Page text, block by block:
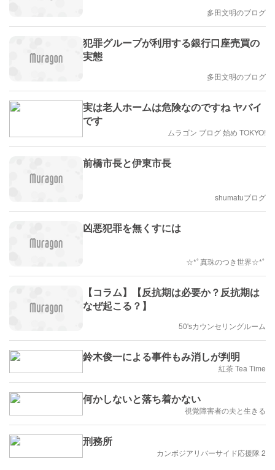
多田文明のブログ
犯罪グループが利用する銀行口座売買の
実態
多田文明のブログ
実は老人ホームは危険なのですね ヤバイ
です
ムラゴン ブログ 始め TOKYO!
前橋市長と伊東市長
shumatuブログ
凶悪犯罪を無くすには
☆*ﾟ真珠のつき世界☆*ﾟ
【コラム】【反抗期は必要か？反抗期は
なぜ起こる？】
50'sカウンセリングルーム
鈴木俊一による事件もみ消しが判明
紅茶 Tea Time
何かしないと落ち着かない
視覚障害者の夫と生きる
刑務所
カンボジアリバーサイド応援隊 2